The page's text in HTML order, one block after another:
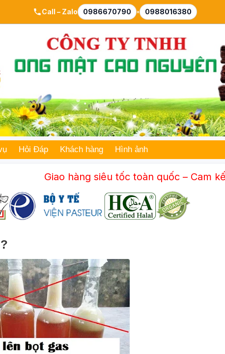
Call – Zalo 0986670790 • 0988016380
Hỏi Đáp Khách hàng Hình ảnh
Giao hàng siêu tốc toàn quốc – Cam kết